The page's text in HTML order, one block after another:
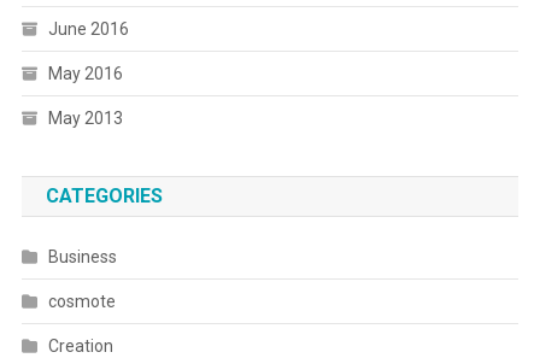
June 2016
May 2016
May 2013
CATEGORIES
Business
cosmote
Creation